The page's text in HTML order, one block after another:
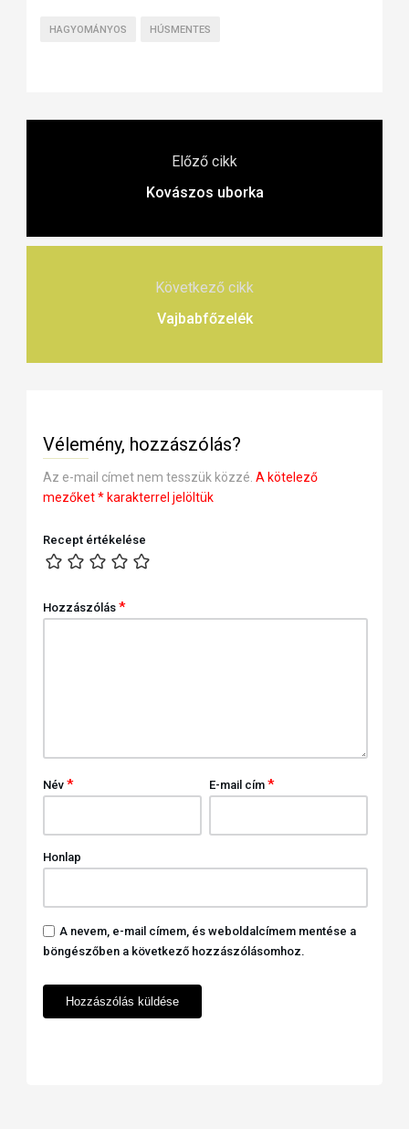
HAGYOMÁNYOS HÚSMENTES
Előző cikk
Kovászos uborka
Következő cikk
Vajbabfőzelék
Vélemény, hozzászólás?
Az e-mail címet nem tesszük közzé. A kötelező
mezőket*karakterrel jelöltük
Recept értékelése
Hozzászólás *
Név * E-mail cím*
Honlap
A nevem, e-mail címem, és weboldalcímem mentése a
böngészőben a következő hozzászólásomhoz.